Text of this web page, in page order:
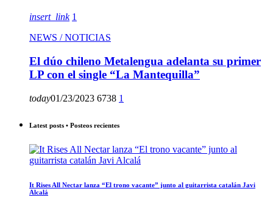
insert_link 1
NEWS / NOTICIAS
El dúo chileno Metalengua adelanta su primer
LP con el single “La Mantequilla”
today01/23/2023 6738 1
Latest posts • Posteos recientes
It Rises All Nectar lanza “El trono vacante” junto al guitarrista catalán Javi
Alcalá